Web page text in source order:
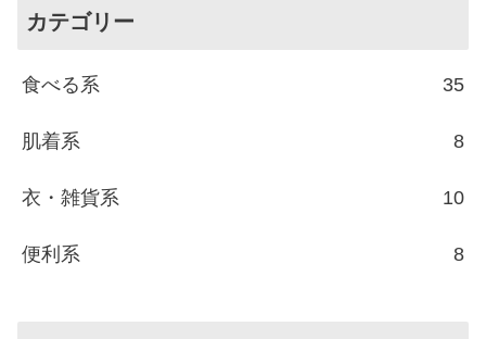
カテゴリー
食べる系 35
肌着系 8
衣・雑貨系 10
便利系 8